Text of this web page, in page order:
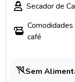
Secador de
Comodidades
café
Sem